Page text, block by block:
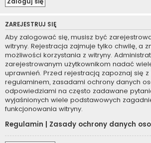
ZAREJESTRUJ SIĘ
Aby zalogować się, musisz być
witryny. Rejestracja zajmuje tylko chwilę, a
możliwości korzystania z witryny.
zarejestrowanym użytkownikom nadać
uprawnień. Przed rejestracją zapoznaj się z
regulaminem, zasadami ochrony danych
odpowiedziami na często zadawane
wyjaśnionych wiele podstawowych
funkcjonowania witryny.
Regulamin | Zasady ochrony danych